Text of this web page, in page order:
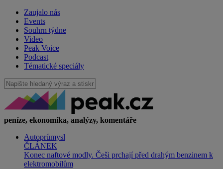
Zaujalo nás
Events
Souhrn týdne
Video
Peak Voice
Podcast
Tématické speciály
peníze, ekonomika, analýzy, komentáře
Autoprůmysl
ČLÁNEK
Konec naftové modly. Češi prchají před drahým benzinem k
elektromobilům